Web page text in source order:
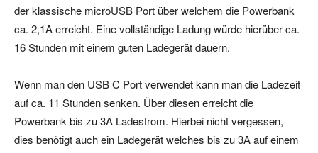
der klassische microUSB Port über welchem die Powerbank
ca. 2,1A erreicht. Eine vollständige Ladung würde hierüber ca.
16 Stunden mit einem guten Ladegerät dauern.
Wenn man den USB C Port verwendet kann man die Ladezeit
auf ca. 11 Stunden senken. Über diesen erreicht die
Powerbank bis zu 3A Ladestrom. Hierbei nicht vergessen,
dies benötigt auch ein Ladegerät welches bis zu 3A auf einem